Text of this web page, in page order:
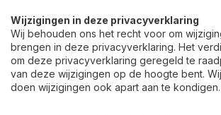
Wijzigingen in deze privacyverklaring
Wij behouden ons het recht voor om
brengen in deze privacyverklaring. Het
om deze privacyverklaring geregeld te
van deze wijzigingen op de hoogte bent.
doen wijzigingen ook apart aan te kondigen.